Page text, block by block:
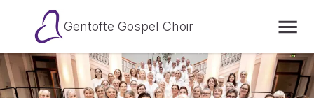
Gentofte Gospel Choir